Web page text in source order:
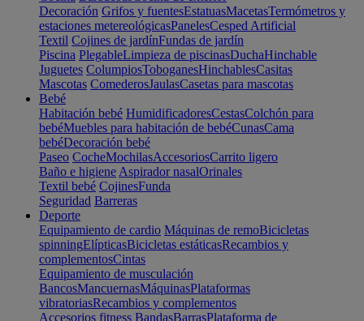
Decoración Grifos y fuentesEstatuasMacetasTermómetros y
estaciones metereológicasPanelesCesped Artificial
Textil Cojines de jardínFundas de jardín
Piscina PlegableLimpieza de piscinasDuchaHinchable
Juguetes ColumpiosToboganesHinchablesCasitas
Mascotas ComederosJaulasCasetas para mascotas
Bebé
Habitación bebé HumidificadoresCestasColchón para
bebéMuebles para habitación de bebéCunasCama
bebéDecoración bebé
Paseo CocheMochilasAccesoriosCarrito ligero
Baño e higiene Aspirador nasalOrinales
Textil bebé CojinesFunda
Seguridad Barreras
Deporte
Equipamiento de cardio Máquinas de remoBicicletas
spinningElípticasBicicletas estáticasRecambios y
complementosCintas
Equipamiento de musculación
BancosMancuernasMáquinasPlataformas
vibratoriasRecambios y complementos
Accesorios fitness BandasBarrasPlataforma de